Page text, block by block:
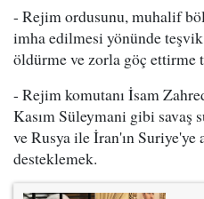
- Rejim ordusunu, muhalif
imha edilmesi yönünde
öldürme ve zorla göç ettirme
- Rejim komutanı İsam
Kasım Süleymani gibi savaş
ve Rusya ile İran'ın
desteklemek.